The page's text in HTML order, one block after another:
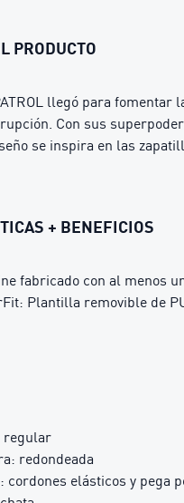
PRODUCTO
llegó para
Con sus
se inspira en las
+ BENEFICIOS
fabricado con al menos
Plantilla removible de
regular
redondeada
cordones elásticos y pega